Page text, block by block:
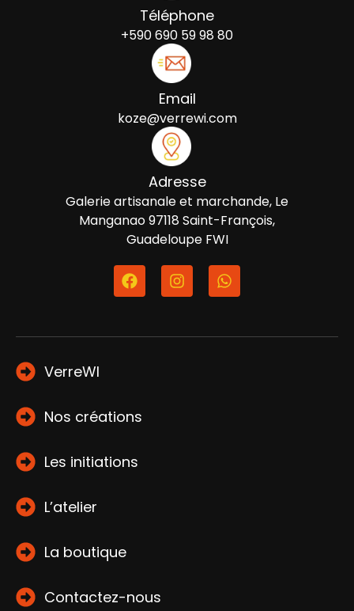
VerreWI
Nos créations
Les initiations
L’atelier
La boutique
Contactez-nous
Téléphone
+590 690 59 98 80
Email
koze@verrewi.com
Adresse
Galerie artisanale et marchande, Le
Manganao 97118 Saint-François,
Guadeloupe FWI